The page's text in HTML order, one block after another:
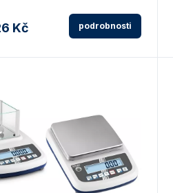
Kč podrobnosti